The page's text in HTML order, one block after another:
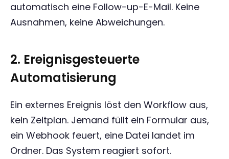
automatisch eine Follow-up-E-Mail. Keine
Ausnahmen, keine Abweichungen.
2. Ereignisgesteuerte
Automatisierung
Ein externes Ereignis löst den Workflow aus,
kein Zeitplan. Jemand füllt ein Formular aus,
ein Webhook feuert, eine Datei landet im
Ordner. Das System reagiert sofort.